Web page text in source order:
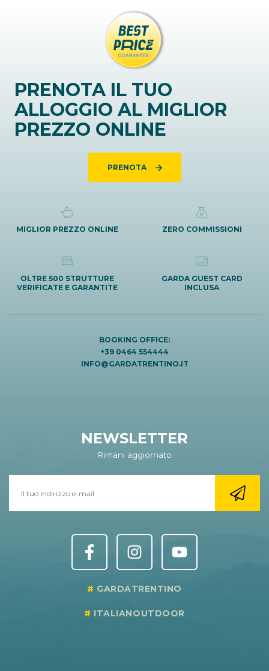
PRENOTA IL TUO
ALLOGGIO AL MIGLIOR
PREZZO ONLINE
PRENOTA
MIGLIOR PREZZO ONLINE ZERO COMMISSIONI
OLTRE 500 STRUTTURE
VERIFICATE E GARANTITE
GARDA GUEST CARD
INCLUSA
BOOKING OFFICE:
+39 0464 554444
INFO@GARDATRENTINO.IT
NEWSLETTER
Rimani aggiornato
GARDATRENTINO
ITALIANOUTDOOR